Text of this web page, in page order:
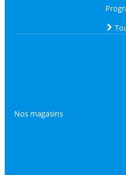
Nos magasins